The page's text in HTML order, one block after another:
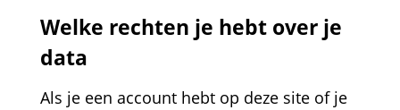
Welke rechten je hebt over je
data
Als je een account hebt op deze site of je